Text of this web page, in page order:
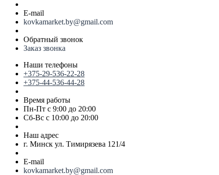
E-mail
kovkamarket.by@gmail.com
Обратный звонок
Заказ звонка
Наши телефоны
+375-29-536-22-28
+375-44-536-44-28
Время работы
Пн-Пт с 9:00 до 20:00
Сб-Вс с 10:00 до 20:00
Наш адрес
г. Минск ул. Тимирязева 121/4
E-mail
kovkamarket.by@gmail.com